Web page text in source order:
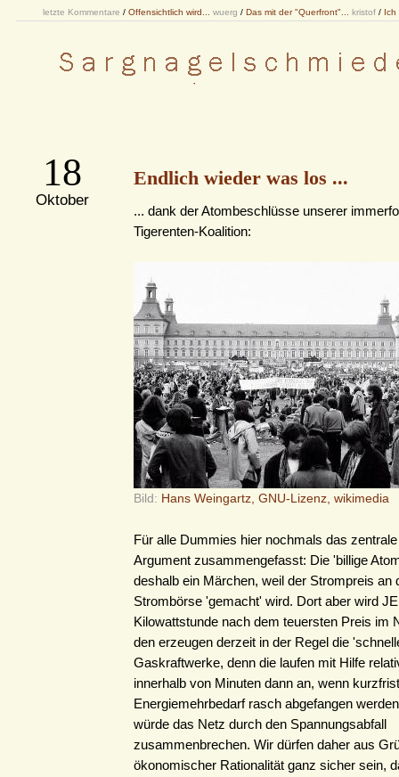
letzte Kommentare / Offensichtlich wird... wuerg / Das mit der "Querfront"... kristof / Ich
18
Oktober
Endlich wieder was los ...
... dank der Atombeschlüsse unserer
Tigerenten-Koalition:
Bild: Hans Weingartz, GNU-Lizenz, wikimedia
Für alle Dummies hier nochmals das
Argument zusammengefasst: Die 'billige
deshalb ein Märchen, weil der Strompreis an
Strombörse 'gemacht' wird. Dort aber wird
Kilowattstunde nach dem teuersten Preis im
den erzeugen derzeit in der Regel die
Gaskraftwerke, denn die laufen mit Hilfe
innerhalb von Minuten dann an, wenn
Energiemehrbedarf rasch abgefangen
würde das Netz durch den Spannungsabfall
zusammenbrechen. Wir dürfen daher aus
ökonomischer Rationalität ganz sicher sein,